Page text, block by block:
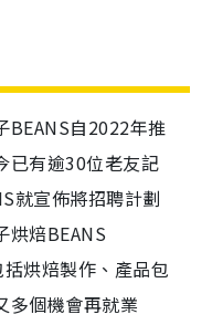
BEANS自2022年推
已有逾30位老友記
就宣佈將招聘計劃
烘焙BEANS
烘焙製作、產品包
多個機會再就業